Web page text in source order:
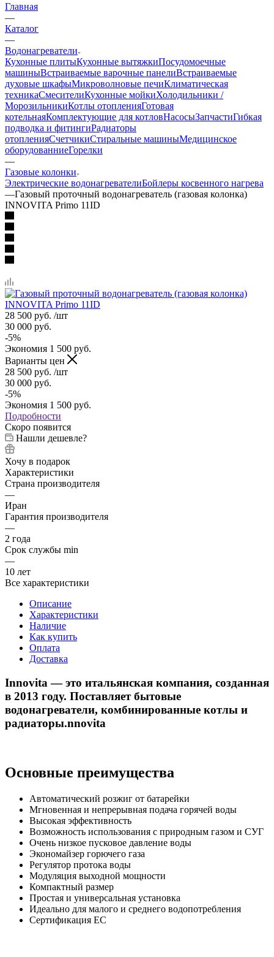
Главная
—
Каталог
—
Водонагреватели
Кухонные плитыКухонные вытяжкиПосудомоечные
машиныВстраиваемые варочные панелиВстраиваемые
духовые шкафыМикроволновые печиКлиматическая
техникаСмесителиКухонные мойкиХолодильники /
МорозильникиКотлы отопленияГотовая
котельнаяКомплектующие для котловНасосыЗапчастиГибкая
подводка и фитингиРадиаторы
отопленияСчетчикиСтиральные машиныМедицинское
оборудованниеГорелки
—
Газовые колонки
Электрические водонагревателиБойлеры косвенного нагрева
—Газовый проточный водонагреватель (газовая колонка)
INNOVITA Primo 11ID
28 500 руб. /шт
30 000 руб.
-5%
Экономия 1 500 руб.
Варианты цен
28 500 руб. /шт
30 000 руб.
-5%
Экономия 1 500 руб.
Подробности
Скоро появится
Нашли дешевле?
Хочу в подарок
Характеристики
Страна производителя
—
Иран
Гарантия производителя
—
2 года
Срок службы min
—
10 лет
Все характеристики
Описание
Характеристики
Наличие
Как купить
Оплата
Доставка
Innovita — это итальянская компания, созданная
в 2013 году. Поставляет бытовые
водонагреватели, комбинированные котлы и
радиаторы.nnovita
Основные преимущества
Автоматический розжиг от батарейки
Мгновенная и непрерывная подача горячей воды
Высокая эффективность
Возможность использования с природным газом и СУГ
Очень низкое пусковое давление воды
Экономайзер горючего газа
Регулятор протока воды
Модуляция выходной мощности
Компактный размер
Простая и универсальная установка
Идеально для малого и среднего водопотребления
Сертификация ЕС